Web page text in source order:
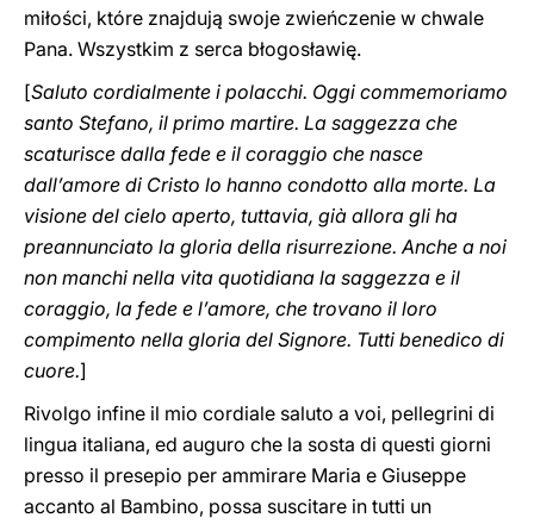
miłości, które znajdują swoje zwieńczenie w chwale
Pana. Wszystkim z serca błogosławię.
[Saluto cordialmente i polacchi. Oggi commemoriamo
santo Stefano, il primo martire. La saggezza che
scaturisce dalla fede e il coraggio che nasce
dall’amore di Cristo lo hanno condotto alla morte. La
visione del cielo aperto, tuttavia, già allora gli ha
preannunciato la gloria della risurrezione. Anche a noi
non manchi nella vita quotidiana la saggezza e il
coraggio, la fede e l’amore, che trovano il loro
compimento nella gloria del Signore. Tutti benedico di
cuore.]
Rivolgo infine il mio cordiale saluto a voi, pellegrini di
lingua italiana, ed auguro che la sosta di questi giorni
presso il presepio per ammirare Maria e Giuseppe
accanto al Bambino, possa suscitare in tutti un